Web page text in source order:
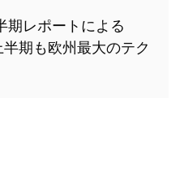
期レポートによる
期も欧州最大のテク